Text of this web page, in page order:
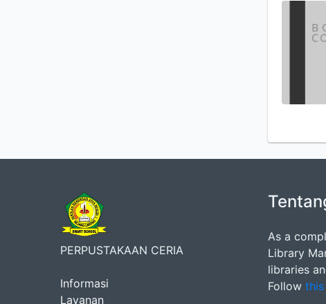
PERPUSTAKAAN CERIA
Informasi
Layanan
As a
Library
libraries
Follow